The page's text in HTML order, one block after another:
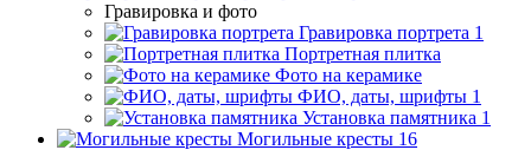
Гравировка и фото
Гравировка портрета 1
Портретная плитка
Фото на керамике
ФИО, даты, шрифты 1
Установка памятника 1
Могильные кресты 16